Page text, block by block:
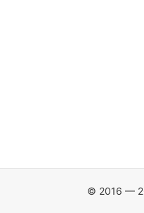
© 2016 —